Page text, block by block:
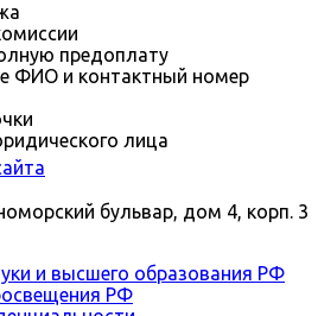
предоплату
ФИО и контактный номер
лица
бульвар, дом 4, корп. 3
и высшего образования РФ
РФ